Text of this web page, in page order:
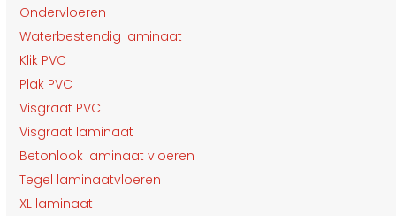
Ondervloeren
Waterbestendig laminaat
Klik PVC
Plak PVC
Visgraat PVC
Visgraat laminaat
Betonlook laminaat vloeren
Tegel laminaatvloeren
XL laminaat